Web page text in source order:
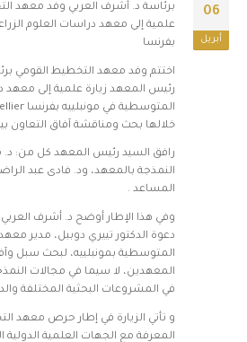
06
أبريل
برئاسة د. أشرف العربي وفد معهد
علمية إلى معهد دراسات العلوم
بفرنسا
اختتم وفد معهد التخطيط القومي
رئيس المعهد زيارة علمية إلى معهد
خلالها بحث ومناقشة آفاق التعاون
رافق السيد رئيس المعهد كل من: د.
النمذجة بالمعهد، ود. فادى عبد
المساعد .
وفي هذا الإطار أوضح د. أشرف العربي
دعوة الدكتور تييري دوببل، مدير
المتوسطية بمونبلييه، لبحث سبل
المعهدين، لا سيما في مجالات
في المشروعات البحثية المختلفة
و تأتي الزيارة في إطار حرص معهد
المعرفة مع الجهات العلمية الدولية